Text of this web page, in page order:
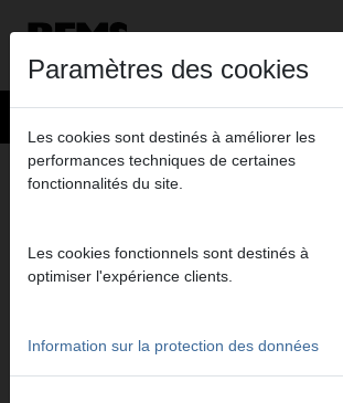
SITEMAP
Sommaire
REMS – Le progrès est notre moteur
Trempe fiable pour une qualité optimale
Paramètres des cookies
Les cookies sont destinés à améliorer les
performances techniques de certaines
fonctionnalités du site.
Les cookies fonctionnels sont destinés à
optimiser l'expérience clients.
Information sur la protection des données